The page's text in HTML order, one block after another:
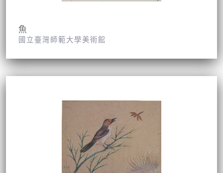
魚
國立臺灣師範大學美術館